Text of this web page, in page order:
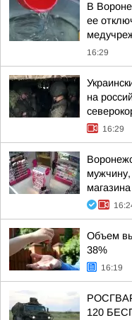
В
ее
16:29
на
16:29
мужчину,
магазина
Объем
38%
16:19
120